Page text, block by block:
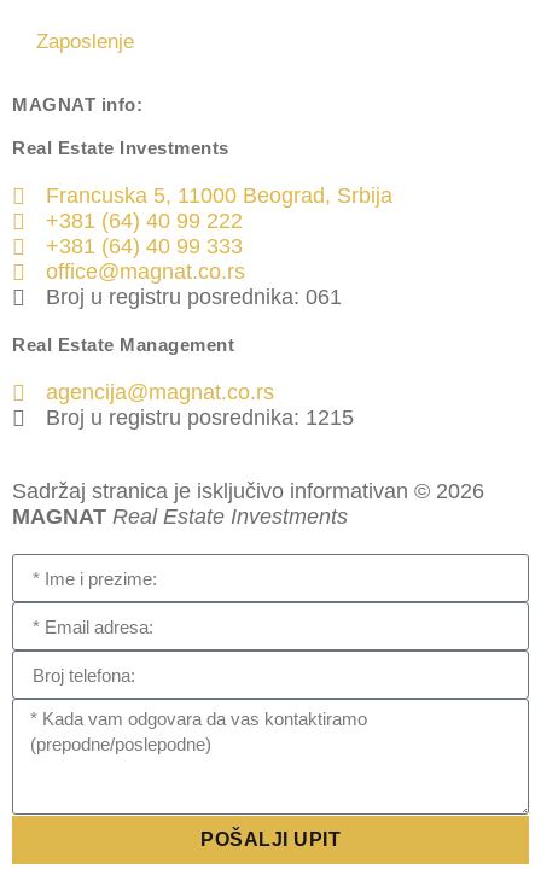
Zaposlenje
MAGNAT info:
Real Estate Investments
Francuska 5, 11000 Beograd, Srbija
+381 (64) 40 99 222
+381 (64) 40 99 333
office@magnat.co.rs
Broj u registru posrednika: 061
Real Estate Management
agencija@magnat.co.rs
Broj u registru posrednika: 1215
Sadržaj stranica je isključivo informativan © 2026
MAGNAT Real Estate Investments
POŠALJI UPIT